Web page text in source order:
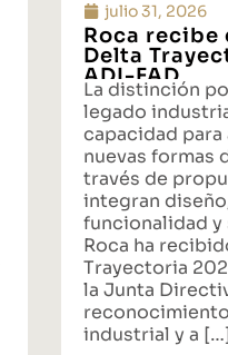
julio 31, 2026
Roca recibe
Delta
ADI-FAD
La distinción
legado
capacidad
nuevas formas
través de
integran
funcionalidad
Roca ha
Trayectoria
la Junta
industrial y a